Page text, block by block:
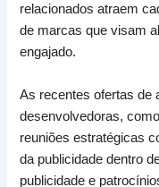
relacionados atraem
de marcas que visam
engajado.
As recentes ofertas de
desenvolvedoras,
reuniões estratégicas
da publicidade dentro
publicidade e